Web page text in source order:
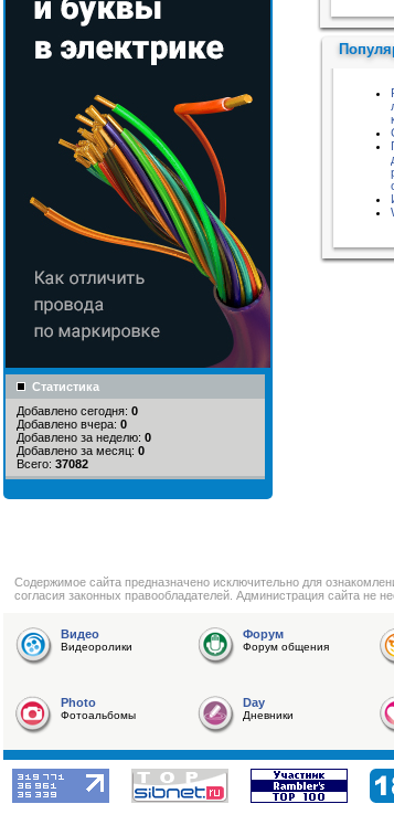
Статистика
Добавлено сегодня: 0
Добавлено вчера: 0
Добавлено за неделю: 0
Добавлено за месяц: 0
Всего: 37082
Cодержимое сайта предназначено исключительно для
согласия законных правообладателей. Администрация сайта не
Видео
Видеоролики
Форум
Форум общения
Photo
Фотоальбомы
Day
Дневники